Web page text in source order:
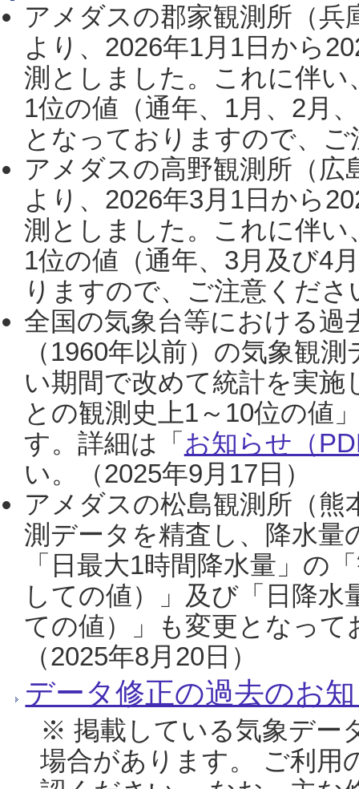
アメダスの郡家観測所（
より、2026年1月1日から
測としました。これに伴い
1位の値（通年、1月、2月
となっておりますので、
アメダスの高野観測所（
より、2026年3月1日から
測としました。これに伴い
1位の値（通年、3月及び4
りますので、ご注意くだ
全国の気象台等における過
（1960年以前）の気象観
い期間で改めて統計を実
との観測史上1～10位の値
す。詳細は「 お知らせ（
い。（2025年9月17日）
アメダスの松島観測所（熊
測データを精査し、降水
「日最大1時間降水量」の
しての値）」及び「日降
ての値）」も変更となっ
（2025年8月20日）
データ修正の過去のお
※ 掲載している気象デー
場合があります。 ご利用